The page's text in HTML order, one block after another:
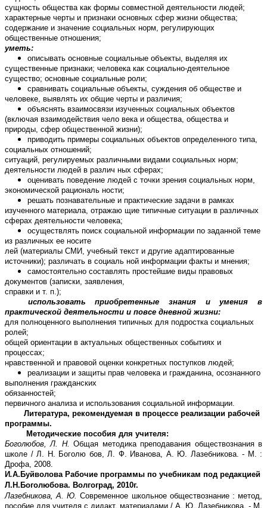
сущность общества как формы совместной деятельности людей;
характерные черты и признаки основных сфер жизни общества;
содержание и значение социальных норм, регулирующих
общественные отношения;
уметь:
описывать основные социальные объекты, выделяя их
существенные признаки; человека как социально-деятельное
существо; основные социальные роли;
сравнивать социальные объекты, суждения об обществе и
человеке, выявлять их общие черты и различия;
объяснять взаимосвязи изученных социальных объектов
(включая взаимодействия чело века и общества, общества и
природы, сфер общественной жизни);
приводить примеры социальных объектов определенного типа,
социальных отношений;
ситуаций, регулируемых различными видами социальных норм;
деятельности людей в различ ных сферах;
оценивать поведение людей с точки зрения социальных норм,
экономической рациональ ности;
решать познавательные и практические задачи в рамках
изученного материала, отражаю щие типичные ситуации в различных
сферах деятельности человека;
осуществлять поиск социальной информации по заданной теме
из различных ее носите
лей (материалы СМИ, учебный текст и другие адаптированные
источники); различать в социаль ной информации факты и мнения;
самостоятельно составлять простейшие виды правовых
документов (записки, заявления,
справки и т. п.);
использовать приобретенные знания и умения в
практической деятельности и повсе дневной жизни:
для полноценного выполнения типичных для подростка социальных
ролей;
общей ориентации в актуальных общественных событиях и
процессах;
нравственной и правовой оценки конкретных поступков людей;
реализации и защиты прав человека и гражданина, осознанного
выполнения гражданских
обязанностей;
первичного анализа и использования социальной информации.
Литература, рекомендуемая в процессе реализации рабочей
программы.
Методические пособия для учителя:
Боголюбов, Л. Н.Общая методика преподавания обществознания в
школе / Л. Н. Боголю бов, Л. Ф. Иванова, А. Ю. Лазебникова. - М. :
Дрофа, 2008.
И.А.Буйволова Рабочие программы по учебникам под редакцией
Л.Н.Боголюбова. Волгоград, 2010г.
Лазебникова, А. Ю.Современное школьное обществознание : метод,
пособие для учителя с дидакт. материалами / А. Ю. Лазебникова. - М.